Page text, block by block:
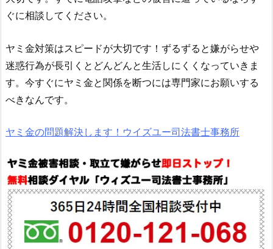
ぐに相談してください。
ヤミ金対策はスピードが大切です！ずるずると嫌がらせや
迷惑行為が長引くとどんどんと生活しにくくなっていきま
す。今すぐにヤミ金と関係を断つには専門家にお願いする
べきなんです。
ヤミ金の問題解決します！ウイズユー司法書士事務所